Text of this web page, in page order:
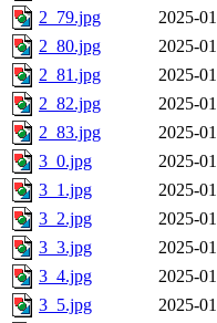
2_79.jpg
2025-
2_80.jpg
2025-
2_81.jpg
2025-
2_82.jpg
2025-
2_83.jpg
2025-
3_0.jpg
2025-
3_1.jpg
2025-
3_2.jpg
2025-
3_3.jpg
2025-
3_4.jpg
2025-
3_5.jpg
2025-